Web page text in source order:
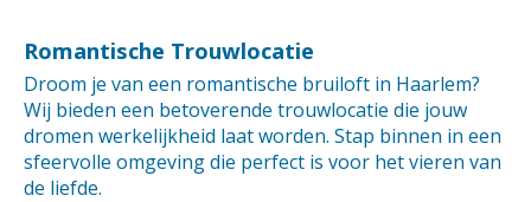
Romantische Trouwlocatie
Droom je van een romantische bruiloft in Haarlem?
Wij bieden een betoverende trouwlocatie die jouw
dromen werkelijkheid laat worden. Stap binnen in een
sfeervolle omgeving die perfect is voor het vieren van
de liefde.